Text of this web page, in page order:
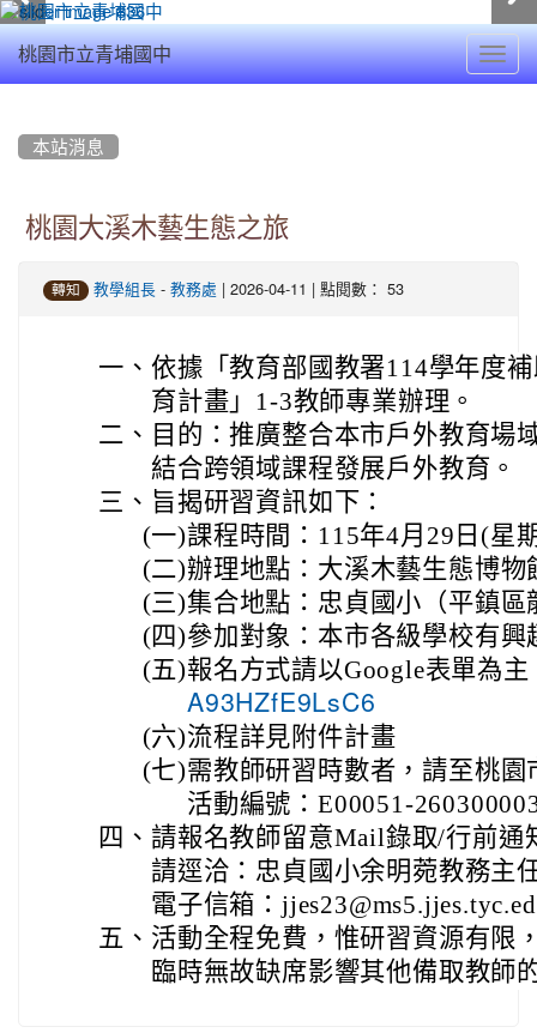
桃園市立青埔國中
本站消息
桃園大溪木藝生態之旅
轉知 教學組長 - 教務處 | 2026-04-11 | 點閱數： 53
一、 依據「教育部國教署114學年度
育計畫」1-3教師專業辦理。
二、 目的：推廣整合本市戶外教育場
結合跨領域課程發展戶外教育。
三、 旨揭研習資訊如下：
(一)課程時間：115年4月29日(星
(二)辦理地點：大溪木藝生態博物
(三)集合地點：忠貞國小（平鎮
(四)參加對象：本市各級學校有
(五)報名方式請以Google表單為主
A93HZfE9LsC6
(六)流程詳見附件計畫
(七)需教師研習時數者，請至桃
活動編號：E00051-
四、 請報名教師留意Mail錄取/行前通
請逕洽：忠貞國小余明菀教務主
電子信箱：
五、 活動全程免費，惟研習資源有限
臨時無故缺席影響其他備取教師